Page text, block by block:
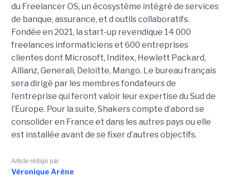
du Freelancer OS, un écosystème intégré de services
de banque, assurance, et d outils collaboratifs.
Fondée en 2021, la start-up revendique 14 000
freelances informaticiens et 600 entreprises
clientes dont Microsoft, Inditex, Hewlett Packard,
Allianz, Generali, Deloitte, Mango. Le bureau français
sera dirigé par les membres fondateurs de
l’entreprise qui feront valoir leur expertise du Sud de
l’Europe. Pour la suite, Shakers compte d’abord se
consolider en France et dans les autres pays ou elle
est installée avant de se fixer d’autres objectifs.
Article rédigé par
Véronique Arène